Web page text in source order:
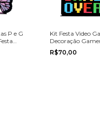
P e G
peças
Kit Festa Video
Decoração
Aniversário 3 peças
R$70,00